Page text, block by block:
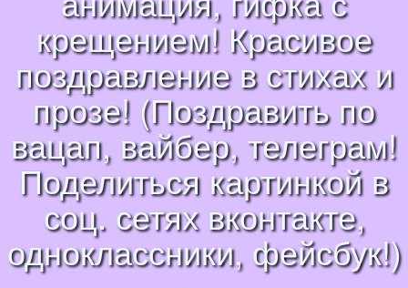
крещением! Красивое
поздравление в стихах и
прозе! (Поздравить по
вацап, вайбер, телеграм!
Поделиться картинкой в
соц. сетях вконтакте,
одноклассники, фейсбук!)